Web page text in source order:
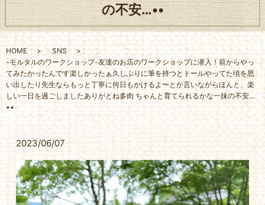
の不安…••
HOME
SNS
-モルタルのワークショップ-友達のお店のワークショップに潜入！前からやっ
てみたかったんです楽しかったぁ久しぶりに筆を持つとトールやってた頃を思
い出したり先生ならもっと丁寧に何日もかけるよ〜とか言いながらほんと、楽
しい一日を過ごしましたありがとね多肉 ちゃんと育てられるかな一抹の不安…
••
2023/06/07